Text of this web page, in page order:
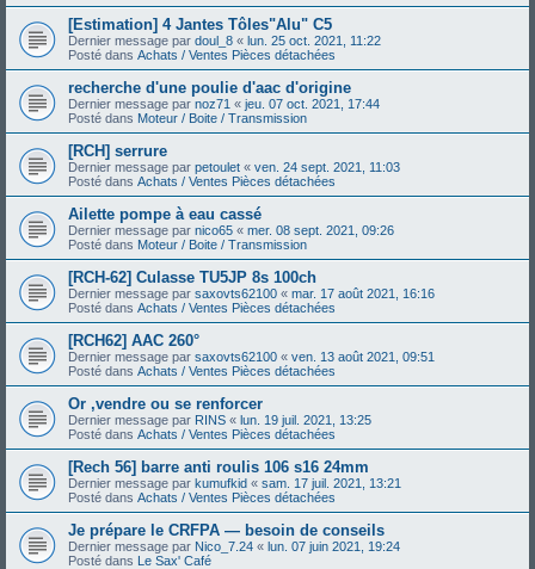
[Estimation] 4 Jantes Tôles"Alu" C5
Dernier message par doul_8 « lun. 25 oct. 2021, 11:22
Posté dans Achats / Ventes Pièces détachées
recherche d'une poulie d'aac d'origine
Dernier message par noz71 « jeu. 07 oct. 2021, 17:44
Posté dans Moteur / Boite / Transmission
[RCH] serrure
Dernier message par petoulet « ven. 24 sept. 2021, 11:03
Posté dans Achats / Ventes Pièces détachées
Ailette pompe à eau cassé
Dernier message par nico65 « mer. 08 sept. 2021, 09:26
Posté dans Moteur / Boite / Transmission
[RCH-62] Culasse TU5JP 8s 100ch
Dernier message par saxovts62100 « mar. 17 août 2021, 16:16
Posté dans Achats / Ventes Pièces détachées
[RCH62] AAC 260°
Dernier message par saxovts62100 « ven. 13 août 2021, 09:51
Posté dans Achats / Ventes Pièces détachées
Or ,vendre ou se renforcer
Dernier message par RINS « lun. 19 juil. 2021, 13:25
Posté dans Achats / Ventes Pièces détachées
[Rech 56] barre anti roulis 106 s16 24mm
Dernier message par kumufkid « sam. 17 juil. 2021, 13:21
Posté dans Achats / Ventes Pièces détachées
Je prépare le CRFPA — besoin de conseils
Dernier message par Nico_7.24 « lun. 07 juin 2021, 19:24
Posté dans Le Sax' Café